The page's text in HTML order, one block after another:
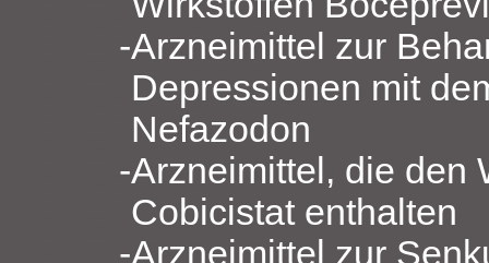
Arzneimittel zur
Depressionen mit
Nefazodon
Arzneimittel, die den
Cobicistat enthalten
Arzneimittel zur